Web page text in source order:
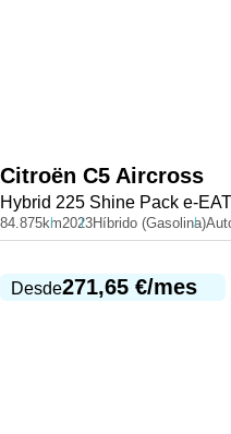
Citroën C5 Aircross
Hybrid 225 Shine Pack e-
84.875km2023Híbrido (Gasolina)
Desde271,65 €/mes